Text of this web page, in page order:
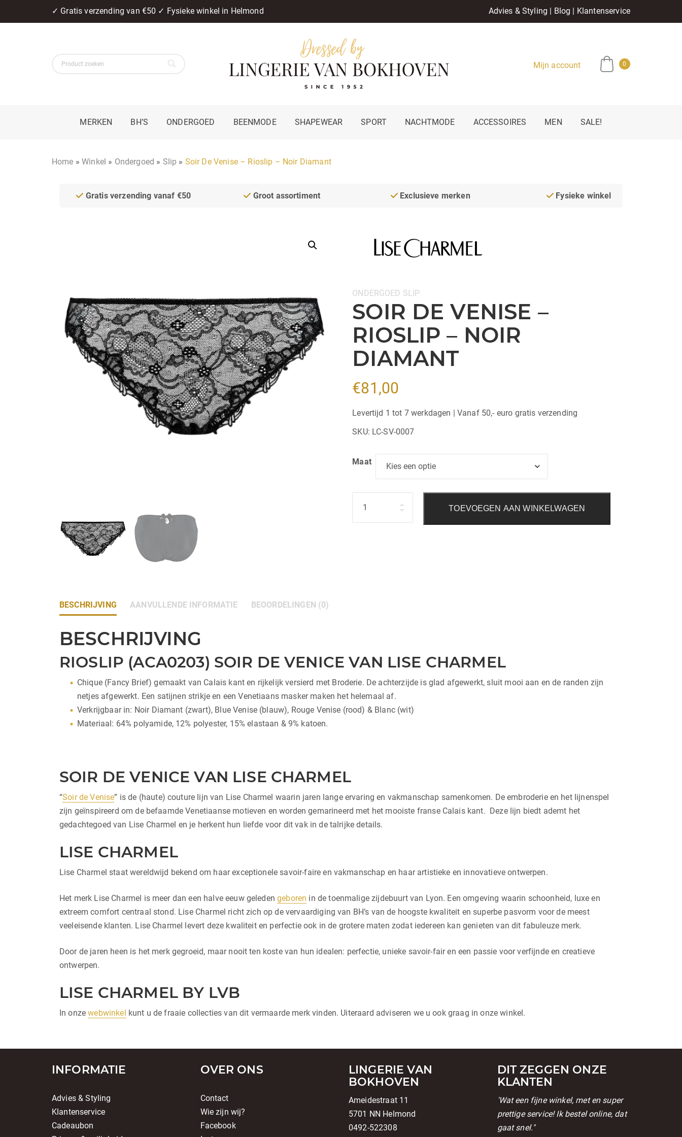
✓ Gratis verzending van €50 ✓ Fysieke winkel in Helmond Advies & Styling | Blog | Klantenservice
Mijn account 0
MERKEN BH’S ONDERGOED BEENMODE SHAPEWEAR SPORT NACHTMODE ACCESSOIRES MEN SALE!
Home »Winkel » Ondergoed » Slip » Soir De Venise – Rioslip – Noir Diamant
Gratis verzending vanaf €50 Groot assortiment Exclusieve merken Fysieke winkel
Categorieën:
ONDERGOED SLIP
SOIR DE VENISE –
RIOSLIP – NOIR
DIAMANT
€81,00
Levertijd 1 tot 7 werkdagen | Vanaf 50,- euro gratis verzending
SKU: LC-SV-0007
Maat
TOEVOEGEN AAN WINKELWAGEN
BESCHRIJVING AANVULLENDE INFORMATIE BEOORDELINGEN (0)
BESCHRIJVING
RIOSLIP (ACA0203) SOIR DE VENICE VAN LISE CHARMEL
Chique (Fancy Brief) gemaakt van Calais kant en rijkelijk versierd met Broderie. De achterzijde is glad afgewerkt, sluit mooi aan en de randen zijn
netjes afgewerkt. Een satijnen strikje en een Venetiaans masker maken het helemaal af.
Verkrijgbaar in: Noir Diamant (zwart), Blue Venise (blauw), Rouge Venise (rood) & Blanc (wit)
Materiaal: 64% polyamide, 12% polyester, 15% elastaan & 9% katoen.
SOIR DE VENICE VAN LISE CHARMEL
“Soir de Venise” is de (haute) couture lijn van Lise Charmel waarin jaren lange ervaring en vakmanschap samenkomen. De embroderie en het lijnenspel
zijn geïnspireerd om de befaamde Venetiaanse motieven en worden gemarineerd met het mooiste franse Calais kant. Deze lijn biedt ademt het
gedachtegoed van Lise Charmel en je herkent hun liefde voor dit vak in de talrijke details.
LISE CHARMEL
Lise Charmel staat wereldwijd bekend om haar exceptionele savoir-faire en vakmanschap en haar artistieke en innovatieve ontwerpen.
Het merk Lise Charmel is meer dan een halve eeuw geledengeboren in de toenmalige zijdebuurt van Lyon. Een omgeving waarin schoonheid, luxe en
extreem comfort centraal stond. Lise Charmel richt zich op de vervaardiging van BH’s van de hoogste kwaliteit en superbe pasvorm voor de meest
veeleisende klanten. Lise Charmel levert deze kwaliteit en perfectie ook in de grotere maten zodat iedereen kan genieten van dit fabuleuze merk.
Door de jaren heen is het merk gegroeid, maar nooit ten koste van hun idealen: perfectie, unieke savoir-fair en een passie voor verfijnde en creatieve
ontwerpen.
LISE CHARMEL BY LVB
In onzewebwinkel kunt u de fraaie collecties van dit vermaarde merk vinden. Uiteraard adviseren we u ook graag in onze winkel.
INFORMATIE
Advies & Styling
Klantenservice
Cadeaubon
OVER ONS
Contact
Wie zijn wij?
Facebook
LINGERIE VAN
BOKHOVEN
Ameidestraat 11
5701 NN Helmond
0492-522308
DIT ZEGGEN ONZE
KLANTEN
'Wat een fijne winkel, met en super
prettige service! Ik bestel online, dat
gaat snel."